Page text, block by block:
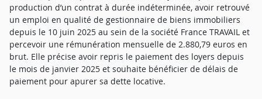
production d’un contrat à durée indéterminée, avoir retrouvé
un emploi en qualité de gestionnaire de biens immobiliers
depuis le 10 juin 2025 au sein de la société France TRAVAIL et
percevoir une rémunération mensuelle de 2.880,79 euros en
brut. Elle précise avoir repris le paiement des loyers depuis
le mois de janvier 2025 et souhaite bénéficier de délais de
paiement pour apurer sa dette locative.